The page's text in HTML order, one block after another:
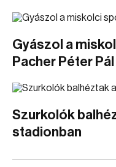
Gyászol a
Pacher Péter Pál
Szurkolók
stadionban